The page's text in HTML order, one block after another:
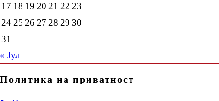
17 18 19 20 21 22 23
24 25 26 27 28 29 30
31
« Јул
Политика на приватност